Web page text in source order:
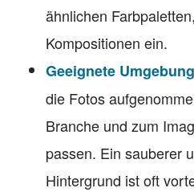
ähnlichen
Kompositionen ein.
Geeignete
die Fotos
Branche und zum
passen. Ein sauberer
Hintergrund ist oft